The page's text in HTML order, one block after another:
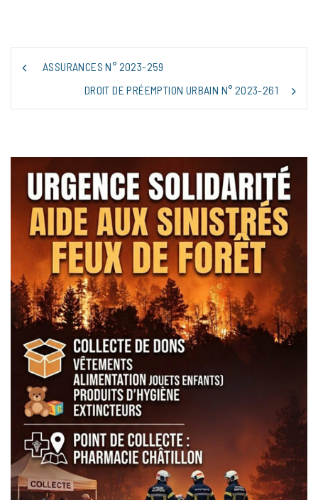
NAVIGATION
DE
ASSURANCES N° 2023-259
DROIT DE PRÉEMPTION URBAIN N° 2023-261